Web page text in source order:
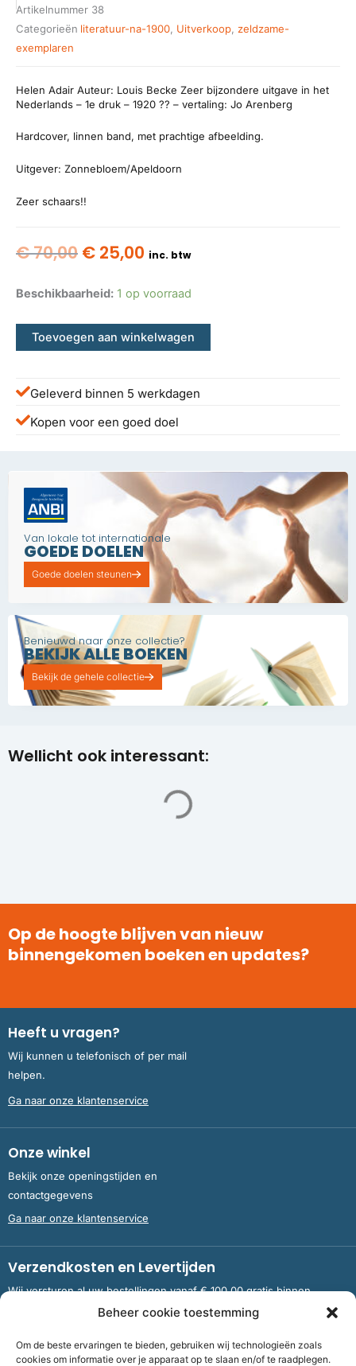
Beheer cookie toestemming
Om de beste ervaringen te bieden, gebruiken wij technologieën zoals
cookies om informatie over je apparaat op te slaan en/of te raadplegen.
Artikelnummer 38
Categorieën literatuur-na-1900 Uitverkoop zeldzame-
exemplaren
Helen Adair Auteur: Louis Becke Zeer bijzondere uitgave in het
Nederlands – 1e druk – 1920 ?? – vertaling: Jo Arenberg
Hardcover, linnen band, met prachtige afbeelding.
Uitgever: Zonnebloem/Apeldoorn
Zeer schaars!!
€70,00 Oorspronkelijke
was:
€ 25,00 Huidige
is:
inc. btw
Beschikbaarheid: 1 op voorraad
Toevoegen aan winkelwagen
Geleverd binnen 5 werkdagen
Kopen voor een goed doel
Van lokale tot internationale
GOEDE DOELEN
Goede doelen steunen
Benieuwd naar onze collectie?
BEKIJK ALLE BOEKEN
Bekijk de gehele collectie
Wellicht ook interessant:
Op de hoogte blijven van nieuw
binnengekomen boeken en updates?
Heeft u vragen?
Wij kunnen u telefonisch of per mail
helpen.
Ga naar onze klantenservice
Onze winkel
Bekijk onze openingstijden en
contactgegevens
Ga naar onze klantenservice
Verzendkosten en Levertijden
Wij versturen al uw bestellingen vanaf € 100,00 gratis binnen
Nederland en België.
Meer informatie over verzendkosten en levertijden